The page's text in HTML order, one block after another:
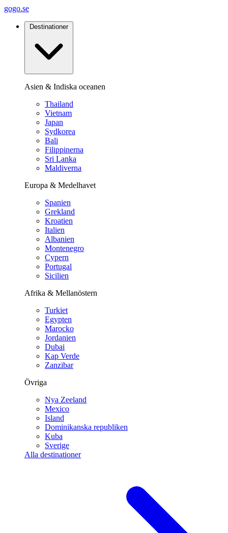
gogo.se
Destinationer
Asien & Indiska oceanen
Thailand
Vietnam
Japan
Sydkorea
Bali
Filippinerna
Sri Lanka
Maldiverna
Europa & Medelhavet
Spanien
Grekland
Kroatien
Italien
Albanien
Montenegro
Cypern
Portugal
Sicilien
Afrika & Mellanöstern
Turkiet
Egypten
Marocko
Jordanien
Dubai
Kap Verde
Zanzibar
Övriga
Nya Zeeland
Mexico
Island
Dominikanska republiken
Kuba
Sverige
Alla destinationer